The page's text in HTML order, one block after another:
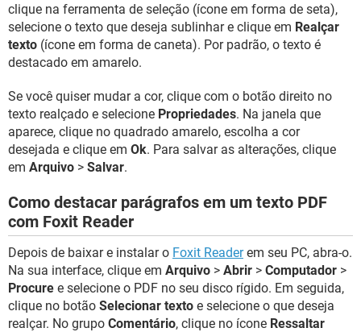
clique na ferramenta de seleção (ícone em forma de seta),
selecione o texto que deseja sublinhar e clique em Realçar
texto (ícone em forma de caneta). Por padrão, o texto é
destacado em amarelo.
Se você quiser mudar a cor, clique com o botão direito no
texto realçado e selecione Propriedades. Na janela que
aparece, clique no quadrado amarelo, escolha a cor
desejada e clique em Ok. Para salvar as alterações, clique
em Arquivo > Salvar.
Como destacar parágrafos em um texto PDF
com Foxit Reader
Depois de baixar e instalar o Foxit Readerem seu PC, abra-o.
Na sua interface, clique em Arquivo > Abrir > Computador >
Procure e selecione o PDF no seu disco rígido. Em seguida,
clique no botão Selecionar texto e selecione o que deseja
realçar. No grupo Comentário, clique no ícone Ressaltar